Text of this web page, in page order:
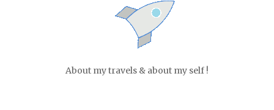
About my travels & about my self !